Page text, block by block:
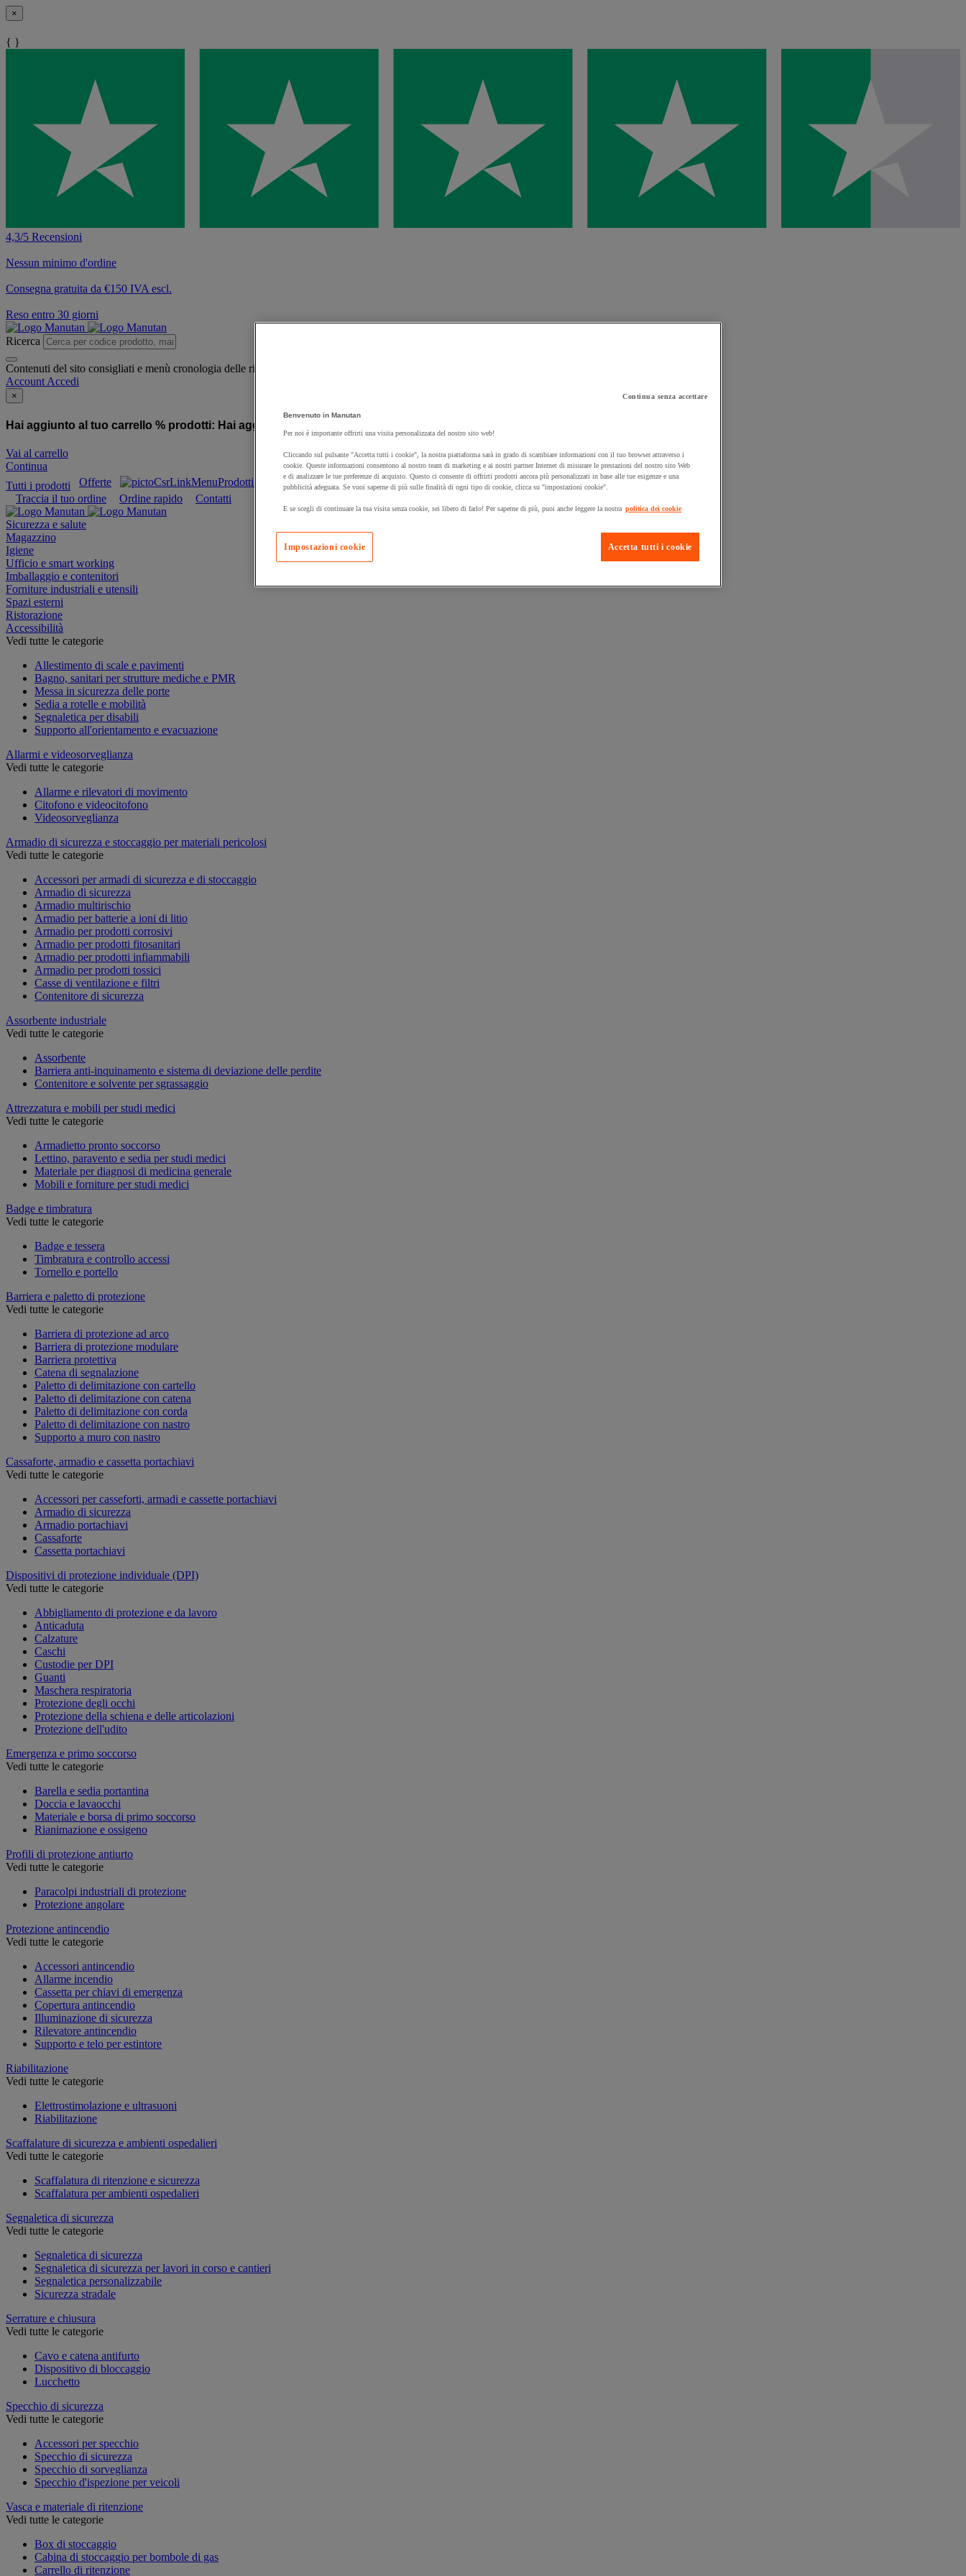
×
{ }
4,3/5 Recensioni
Nessun minimo d'ordine
Consegna gratuita da €150 IVA escl.
Reso entro 30 giorni
Ricerca
Contenuti del sito consigliati e menù cronologia delle ricerche
Account Accedi
×
Hai aggiunto al tuo carrello % prodotti: Hai aggiunto al tuo carrello un prodotto:
Vai al carrello
Continua
Tutti i prodotti
Offerte Prodotti sostenibili Manutan Expert
Prodotti in pronta consegna
Traccia il tuo ordine
Ordine rapido Contatti
Sicurezza e salute
Magazzino
Igiene
Ufficio e smart working
Imballaggio e contenitori
Forniture industriali e utensili
Spazi esterni
Ristorazione
Accessibilità
Vedi tutte le categorie
Allestimento di scale e pavimenti
Bagno, sanitari per strutture mediche e PMR
Messa in sicurezza delle porte
Sedia a rotelle e mobilità
Segnaletica per disabili
Supporto all'orientamento e evacuazione
Allarmi e videosorveglianza
Vedi tutte le categorie
Allarme e rilevatori di movimento
Citofono e videocitofono
Videosorveglianza
Armadio di sicurezza e stoccaggio per materiali pericolosi
Vedi tutte le categorie
Accessori per armadi di sicurezza e di stoccaggio
Armadio di sicurezza
Armadio multirischio
Armadio per batterie a ioni di litio
Armadio per prodotti corrosivi
Armadio per prodotti fitosanitari
Armadio per prodotti infiammabili
Armadio per prodotti tossici
Casse di ventilazione e filtri
Contenitore di sicurezza
Assorbente industriale
Vedi tutte le categorie
Assorbente
Barriera anti-inquinamento e sistema di deviazione delle perdite
Contenitore e solvente per sgrassaggio
Attrezzatura e mobili per studi medici
Vedi tutte le categorie
Armadietto pronto soccorso
Lettino, paravento e sedia per studi medici
Materiale per diagnosi di medicina generale
Mobili e forniture per studi medici
Badge e timbratura
Vedi tutte le categorie
Badge e tessera
Timbratura e controllo accessi
Tornello e portello
Barriera e paletto di protezione
Vedi tutte le categorie
Barriera di protezione ad arco
Barriera di protezione modulare
Barriera protettiva
Catena di segnalazione
Paletto di delimitazione con cartello
Paletto di delimitazione con catena
Paletto di delimitazione con corda
Paletto di delimitazione con nastro
Supporto a muro con nastro
Cassaforte, armadio e cassetta portachiavi
Vedi tutte le categorie
Accessori per casseforti, armadi e cassette portachiavi
Armadio di sicurezza
Armadio portachiavi
Cassaforte
Cassetta portachiavi
Dispositivi di protezione individuale (DPI)
Vedi tutte le categorie
Abbigliamento di protezione e da lavoro
Anticaduta
Calzature
Caschi
Custodie per DPI
Guanti
Maschera respiratoria
Protezione degli occhi
Protezione della schiena e delle articolazioni
Protezione dell'udito
Emergenza e primo soccorso
Vedi tutte le categorie
Barella e sedia portantina
Doccia e lavaocchi
Materiale e borsa di primo soccorso
Rianimazione e ossigeno
Profili di protezione antiurto
Vedi tutte le categorie
Paracolpi industriali di protezione
Protezione angolare
Protezione antincendio
Vedi tutte le categorie
Accessori antincendio
Allarme incendio
Cassetta per chiavi di emergenza
Copertura antincendio
Illuminazione di sicurezza
Rilevatore antincendio
Supporto e telo per estintore
Riabilitazione
Vedi tutte le categorie
Elettrostimolazione e ultrasuoni
Riabilitazione
Scaffalature di sicurezza e ambienti ospedalieri
Vedi tutte le categorie
Scaffalatura di ritenzione e sicurezza
Scaffalatura per ambienti ospedalieri
Segnaletica di sicurezza
Vedi tutte le categorie
Segnaletica di sicurezza
Segnaletica di sicurezza per lavori in corso e cantieri
Segnaletica personalizzabile
Sicurezza stradale
Serrature e chiusura
Vedi tutte le categorie
Cavo e catena antifurto
Dispositivo di bloccaggio
Lucchetto
Specchio di sicurezza
Vedi tutte le categorie
Accessori per specchio
Specchio di sicurezza
Specchio di sorveglianza
Specchio d'ispezione per veicoli
Vasca e materiale di ritenzione
Vedi tutte le categorie
Box di stoccaggio
Cabina di stoccaggio per bombole di gas
Carrello di ritenzione
Continua senza accettare
Benvenuto in Manutan
Per noi è importante offrirti una visita personalizzata del nostro sito web!
Cliccando sul pulsante "Accetta tutti i cookie", la nostra piattaforma sarà in grado di scambiare informazioni con il tuo browser attraverso i
cookie. Queste informazioni consentono al nostro team di marketing e ai nostri partner Internet di misurare le prestazioni del nostro sito Web
e di analizzare le tue preferenze di acquisto. Questo ci consente di offrirti prodotti ancora più personalizzati in base alle tue esigenze e una
pubblicità adeguata. Se vuoi saperne di più sulle finalità di ogni tipo di cookie, clicca su "impostazioni cookie".
E se scegli di continuare la tua visita senza cookie, sei libero di farlo! Per saperne di più, puoi anche leggere la nostra politica dei cookie
Accetta tutti i cookie
Impostazioni cookie